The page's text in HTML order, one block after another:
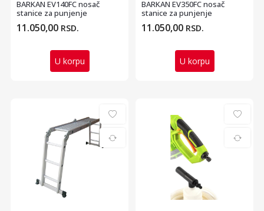
BARKAN EV140FC nosač
stanice za punjenje
električnih vozila 140cm
11.050,00 RSD.
U korpu
BARKAN EV350FC nosač
stanice za punjenje
električnih vozila do 35...
11.050,00 RSD.
U korpu